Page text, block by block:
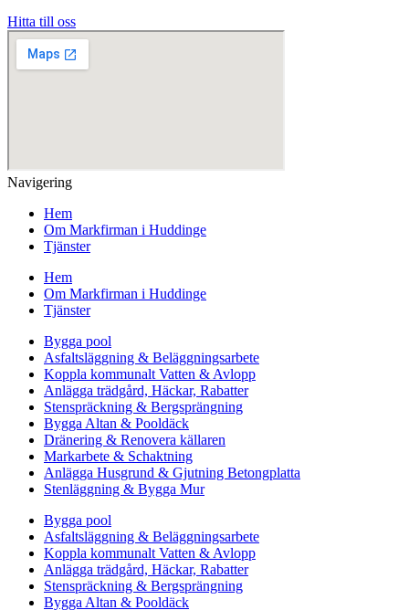
Hitta till oss
Navigering
Hem
Om Markfirman i Huddinge
Tjänster
Hem
Om Markfirman i Huddinge
Tjänster
Bygga pool
Asfaltsläggning & Beläggningsarbete
Koppla kommunalt Vatten & Avlopp
Anlägga trädgård, Häckar, Rabatter
Stenspräckning & Bergsprängning
Bygga Altan & Pooldäck
Dränering & Renovera källaren
Markarbete & Schaktning
Anlägga Husgrund & Gjutning Betongplatta
Stenläggning & Bygga Mur
Bygga pool
Asfaltsläggning & Beläggningsarbete
Koppla kommunalt Vatten & Avlopp
Anlägga trädgård, Häckar, Rabatter
Stenspräckning & Bergsprängning
Bygga Altan & Pooldäck